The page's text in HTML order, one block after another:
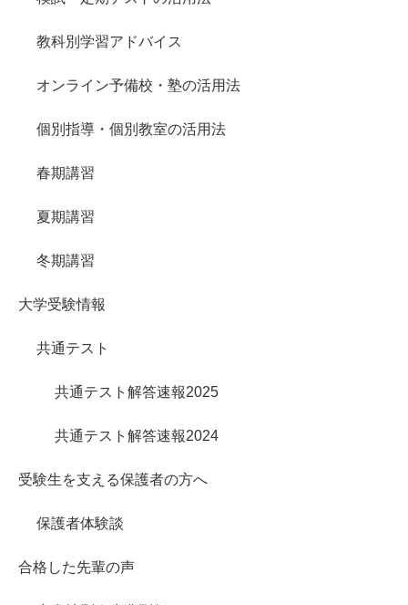
教科別学習アドバイス
オンライン予備校・塾の活用法
個別指導・個別教室の活用法
春期講習
夏期講習
冬期講習
大学受験情報
共通テスト
共通テスト解答速報2025
共通テスト解答速報2024
受験生を支える保護者の方へ
保護者体験談
合格した先輩の声